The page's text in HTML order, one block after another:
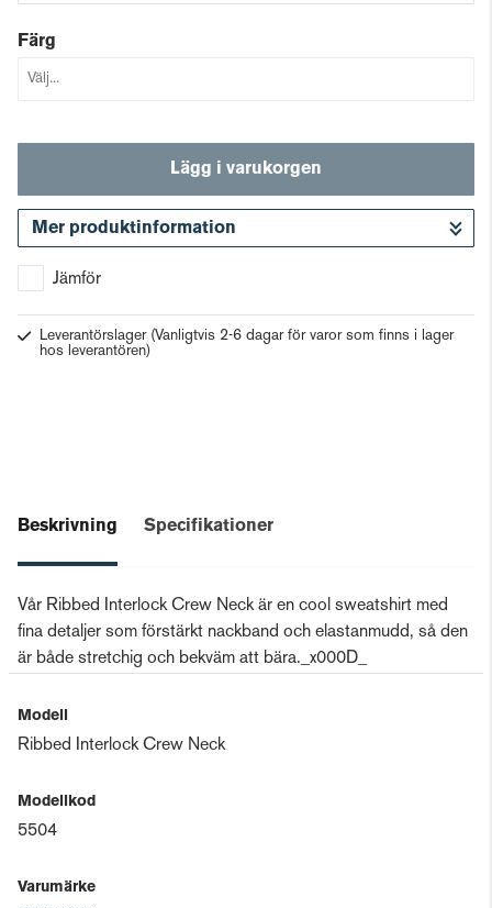
Färg
Lägg i varukorgen
Mer produktinformation
Jämför
Leverantörslager (Vanligtvis 2-6 dagar för varor som finns i lager
hos leverantören)
Beskrivning Specifikationer
Vår Ribbed Interlock Crew Neck är en cool sweatshirt med
fina detaljer som förstärkt nackband och elastanmudd, så den
är både stretchig och bekväm att bära._x000D_
Modell
Ribbed Interlock Crew Neck
Modellkod
5504
Varumärke